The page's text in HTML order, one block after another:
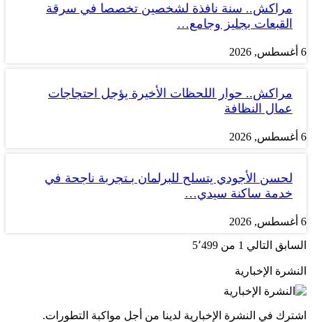
مراكش.. سنة نافذة لشخصين تخصصا في سرقة
القبعات بجليز وجامع…
6 أغسطس, 2026
مراكش.. حوار اللحظات الأخيرة يؤجل احتجاجات
عمال النظافة
6 أغسطس, 2026
لحسن الأجودي يتسلح للبرلمان بـتجربة ناجحة في
خدمة ساكنة سيدي…
6 أغسطس, 2026
السابق التالي 1 من 5٬499
النشرة الإخبارية
اشترك في النشرة الإخبارية لدينا من أجل مواكبة التطورات.